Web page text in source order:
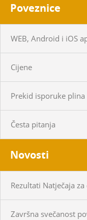
Poveznice
WEB, Android i iOS
Cijene
Prekid isporuke plina
Česta pitanja
Novosti
Rezultati Natječaja
Završna svečanost